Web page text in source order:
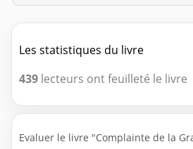
Les statistiques du livre
439 lecteurs ont feuilleté le livre
Evaluer le livre "Complainte de la